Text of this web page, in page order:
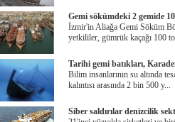
Gemi sökümdeki 2 gemide
İzmir'in Aliağa Gemi Söküm
yetkililer, gümrük kaçağı 100
Tarihi gemi batıkları,
Bilim insanlarının su altında
kalıntısı arasında 2 bin 500 y...
Siber saldırılar denizcilik